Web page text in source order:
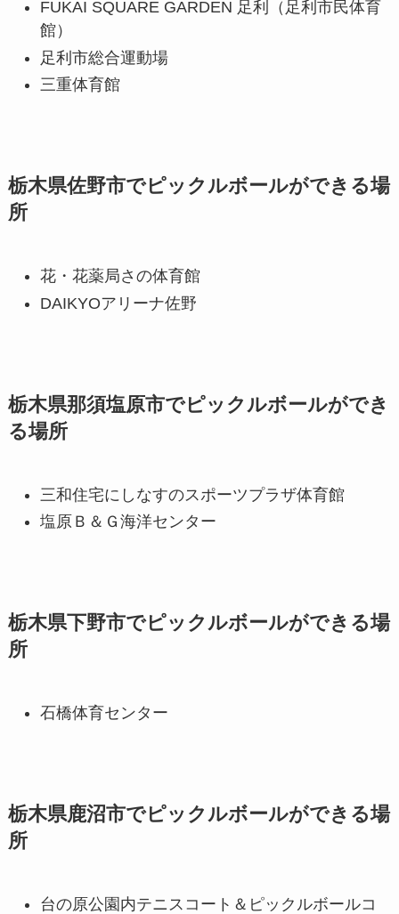
FUKAI SQUARE GARDEN 足利（足利市民体育
館）
足利市総合運動場
三重体育館
栃木県佐野市でピックルボールができる場
所
花・花薬局さの体育館
DAIKYOアリーナ佐野
栃木県那須塩原市でピックルボールができ
る場所
三和住宅にしなすのスポーツプラザ体育館
塩原Ｂ＆Ｇ海洋センター
栃木県下野市でピックルボールができる場
所
石橋体育センター
栃木県鹿沼市でピックルボールができる場
所
台の原公園内テニスコート＆ピックルボールコ